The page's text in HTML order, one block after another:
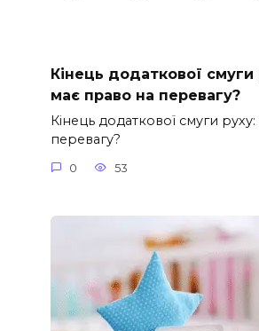
Кінець додаткової смуги
має право на перевагу?
Кінець додаткової смуги
перевагу?
0 53